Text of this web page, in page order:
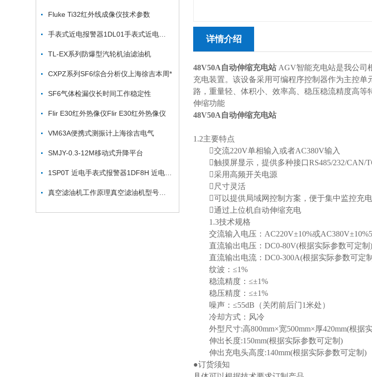
Fluke Ti32红外线成像仪技术参数
TL-EX系列防爆型汽轮机油滤油机
CXPZ系列SF6综合分析仪上海徐吉本周*
SF6气体检漏仪长时间工作稳定性
Flir E30红外热像仪Flir E30红外热像仪
VM63A便携式测振计上海徐吉电气
SMJY-0.3-12M移动式升降平台
详情介绍
48V50A自动伸缩充电站 AGV智能充电站是我公司
充电装置。该设备采用可编程序控制器作为主控
路，重量轻、体积小、效率高、稳压稳流精度高
伸缩功能
48V50A自动伸缩充电站
1.2主要特点
交流220V单相输入或者AC380V输入
触摸屏显示，提供多种接口RS485/232/CAN/
采用高频开关电源
尺寸灵活
可以提供局域网控制方案，便于集中监控充
通过上位机自动伸缩充电
1.3技术规格
交流输入电压：AC220V±10%或
直流输出电压：DC0-80V(根据实际参数可定制)
直流输出电流：DC0-300A(根据实际参数可定
纹波：≤1%
稳流精度：≤±1%
稳压精度：≤±1%
噪声：≤55dB（关闭前后门1米处）
冷却方式：风冷
外型尺寸:高800mm×宽500mm×厚420mm(根据
伸出长度:150mm(根据实际参数可定制)
伸出充电头高度:140mm(根据实际参数可定制)
●订货须知